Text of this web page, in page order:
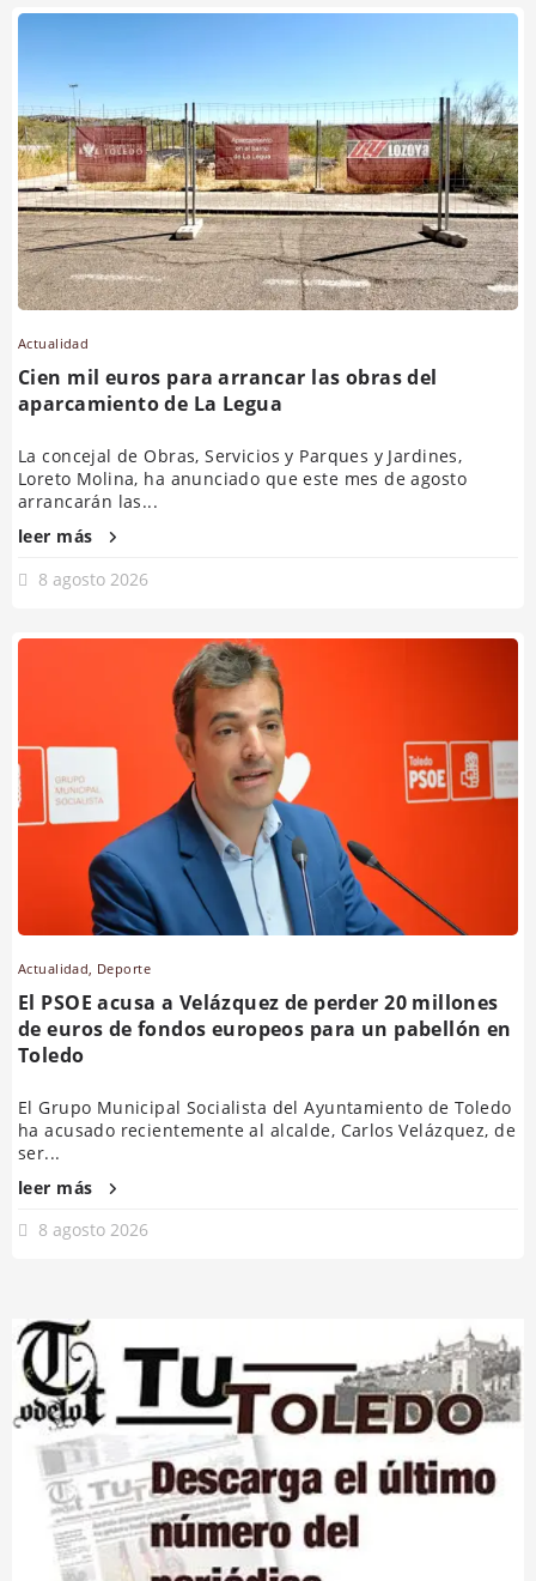
Actualidad
Cien mil euros para arrancar las obras del
aparcamiento de La Legua
La concejal de Obras, Servicios y Parques y Jardines,
Loreto Molina, ha anunciado que este mes de agosto
arrancarán las...
leer más
8 agosto 2026
Actualidad, Deporte
El PSOE acusa a Velázquez de perder 20 millones
de euros de fondos europeos para un pabellón en
Toledo
El Grupo Municipal Socialista del Ayuntamiento de Toledo
ha acusado recientemente al alcalde, Carlos Velázquez, de
ser...
leer más
8 agosto 2026